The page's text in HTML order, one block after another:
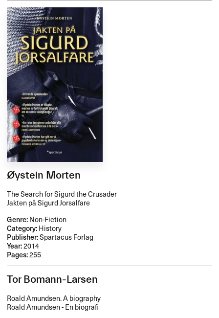
Øystein Morten
The Search for Sigurd the Crusader
Jakten på Sigurd Jorsalfare
Genre:Non-Fiction
Category:History
Publisher:Spartacus Forlag
Year:2014
Pages:255
Tor Bomann-Larsen
Roald Amundsen. A biography
Roald Amundsen - En biografi